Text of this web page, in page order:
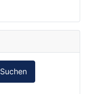
Suchen